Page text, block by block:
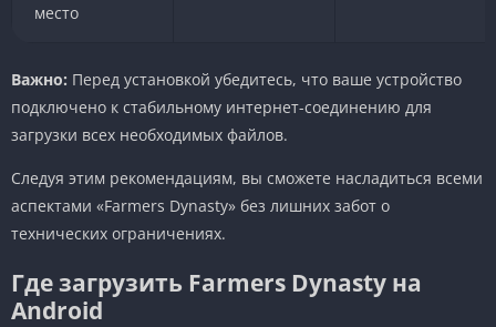
место
Важно: Перед установкой убедитесь, что ваше устройство
подключено к стабильному интернет-соединению для
загрузки всех необходимых файлов.
Следуя этим рекомендациям, вы сможете насладиться всеми
аспектами «Farmers Dynasty» без лишних забот о
технических ограничениях.
Где загрузить Farmers Dynasty на
Android